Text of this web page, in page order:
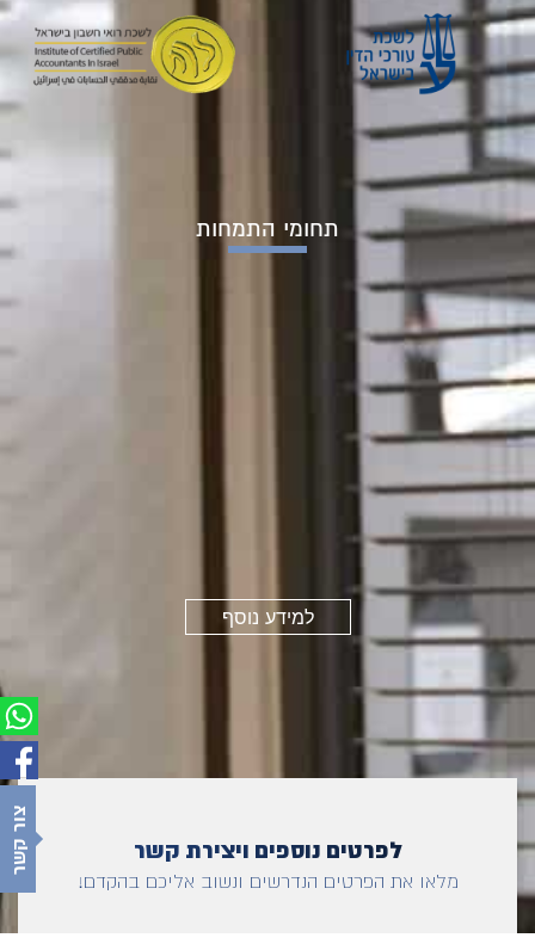
צור קשר
תחומי התמחות
למידע נוסף
לפרטים נוספים ויצירת קשר
מלאו את הפרטים הנדרשים ונשוב אליכם בהקדם!